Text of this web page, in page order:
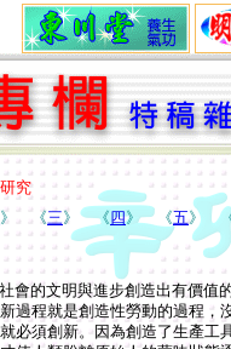
究
》 《三》 《四》 《五》
會的文明與進步創造出有價值
過程就是創造性勞動的過程，
必須創新。因為創造了生產工